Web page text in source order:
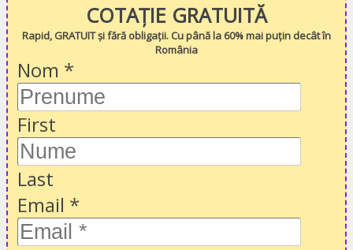
COTAȚIE GRATUITĂ
Rapid, GRATUIT și fără obligații. Cu până la 60% mai puțin decât în
România
Nom *
First
Last
Email *